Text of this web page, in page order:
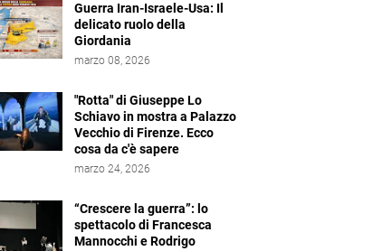
Guerra Iran-Israele-Usa: Il
delicato ruolo della
Giordania
marzo 08, 2026
"Rotta" di Giuseppe Lo
Schiavo in mostra a Palazzo
Vecchio di Firenze. Ecco
cosa da c'è sapere
marzo 24, 2026
“Crescere la guerra”: lo
spettacolo di Francesca
Mannocchi e Rodrigo